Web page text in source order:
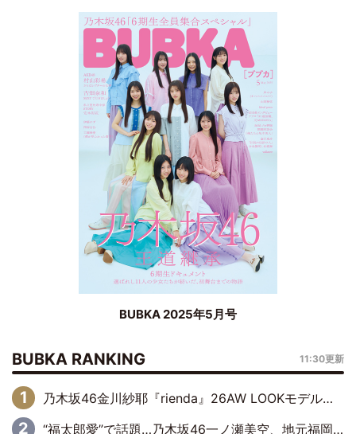
BUBKA 2025年5月号
BUBKA RANKING 11:30更新
乃木坂46金川紗耶『rienda』26AW LOOKモデルに就任
“福太郎愛”で話題…乃木坂46一ノ瀬美空、地元福岡『めんべい25周年トップサポーター』に就任